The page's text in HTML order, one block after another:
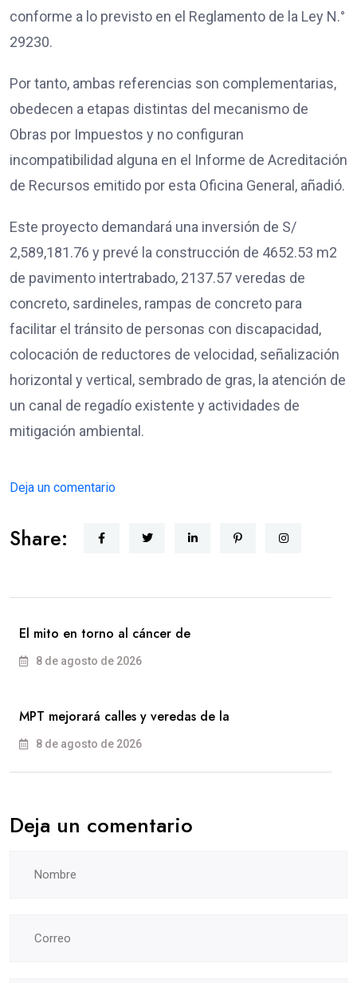
conforme a lo previsto en el Reglamento de la Ley N.°
29230.
Por tanto, ambas referencias son complementarias,
obedecen a etapas distintas del mecanismo de
Obras por Impuestos y no configuran
incompatibilidad alguna en el Informe de Acreditación
de Recursos emitido por esta Oficina General, añadió.
Este proyecto demandará una inversión de S/
2,589,181.76 y prevé la construcción de 4652.53 m2
de pavimento intertrabado, 2137.57 veredas de
concreto, sardineles, rampas de concreto para
facilitar el tránsito de personas con discapacidad,
colocación de reductores de velocidad, señalización
horizontal y vertical, sembrado de gras, la atención de
un canal de regadío existente y actividades de
mitigación ambiental.
Deja un comentario
Share:
El mito en torno al cáncer de
8 de agosto de 2026
MPT mejorará calles y veredas de la
8 de agosto de 2026
Deja un comentario